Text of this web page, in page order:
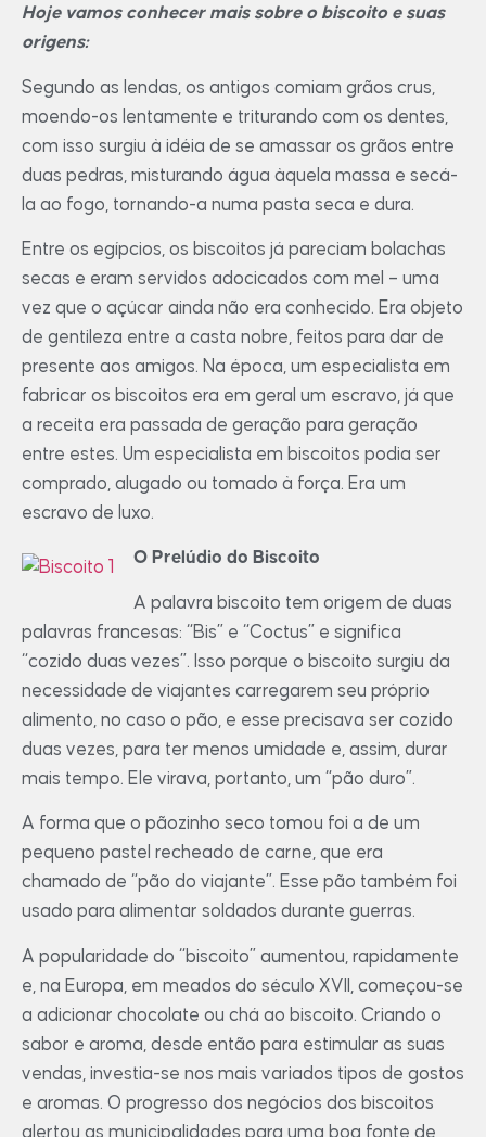
Hoje vamos conhecer mais sobre o biscoito e suas
origens:
Segundo as lendas, os antigos comiam grãos crus,
moendo-os lentamente e triturando com os dentes,
com isso surgiu à idéia de se amassar os grãos entre
duas pedras, misturando água àquela massa e secá-
la ao fogo, tornando-a numa pasta seca e dura.
Entre os egípcios, os biscoitos já pareciam bolachas
secas e eram servidos adocicados com mel – uma
vez que o açúcar ainda não era conhecido. Era objeto
de gentileza entre a casta nobre, feitos para dar de
presente aos amigos. Na época, um especialista em
fabricar os biscoitos era em geral um escravo, já que
a receita era passada de geração para geração
entre estes. Um especialista em biscoitos podia ser
comprado, alugado ou tomado à força. Era um
escravo de luxo.
O Prelúdio do Biscoito
A palavra biscoito tem origem de duas
palavras francesas: “Bis” e “Coctus” e significa
“cozido duas vezes”. Isso porque o biscoito surgiu da
necessidade de viajantes carregarem seu próprio
alimento, no caso o pão, e esse precisava ser cozido
duas vezes, para ter menos umidade e, assim, durar
mais tempo. Ele virava, portanto, um “pão duro”.
A forma que o pãozinho seco tomou foi a de um
pequeno pastel recheado de carne, que era
chamado de “pão do viajante”. Esse pão também foi
usado para alimentar soldados durante guerras.
A popularidade do “biscoito” aumentou, rapidamente
e, na Europa, em meados do século XVII, começou-se
a adicionar chocolate ou chá ao biscoito. Criando o
sabor e aroma, desde então para estimular as suas
vendas, investia-se nos mais variados tipos de gostos
e aromas. O progresso dos negócios dos biscoitos
alertou as municipalidades para uma boa fonte de